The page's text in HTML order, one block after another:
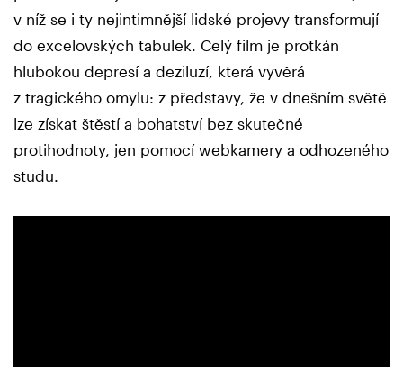
v níž se i ty nejintimnější lidské projevy transformují
do excelovských tabulek. Celý film je protkán
hlubokou depresí a deziluzí, která vyvěrá
z tragického omylu: z představy, že v dnešním světě
lze získat štěstí a bohatství bez skutečné
protihodnoty, jen pomocí webkamery a odhozeného
studu.